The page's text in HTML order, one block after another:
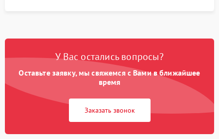
У Вас остались вопросы?
Оставьте заявку, мы свяжемся с Вами в ближайшее
время
Заказать звонок